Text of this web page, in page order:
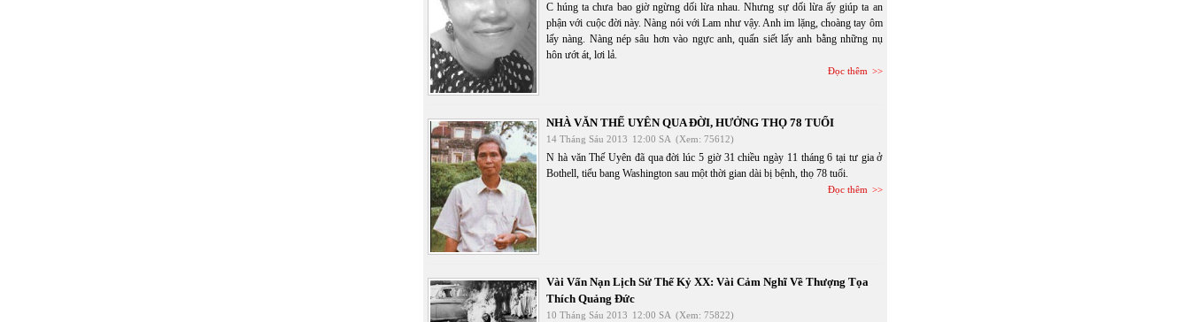
C húng ta chưa bao giờ ngừng dối lừa nhau. Nhưng sự dối lừa ấy giúp ta an
phận với cuộc đời này. Nàng nói với Lam như vậy. Anh im lặng, choàng tay ôm
lấy nàng. Nàng nép sâu hơn vào ngực anh, quấn siết lấy anh bằng những nụ
hôn ướt át, lơi lả.
Đọc thêm
NHÀ VĂN THẾ UYÊN QUA ĐỜI, HƯỞNG THỌ 78 TUỔI
14 Tháng Sáu 2013 12:00 SA (Xem: 75612)
N hà văn Thế Uyên đã qua đời lúc 5 giờ 31 chiều ngày 11 tháng 6 tại tư gia ở
Bothell, tiểu bang Washington sau một thời gian dài bị bệnh, thọ 78 tuổi.
Đọc thêm
Vài Vấn Nạn Lịch Sử Thế Kỷ XX: Vài Cảm Nghĩ Về Thượng Tọa
Thích Quảng Đức
10 Tháng Sáu 2013 12:00 SA (Xem: 75822)